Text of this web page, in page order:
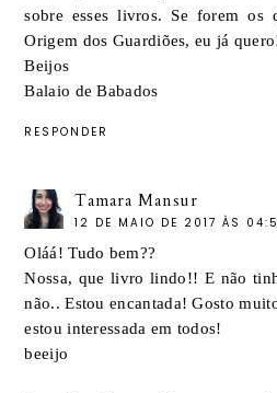
sobre esses livros. Se forem
Origem dos Guardiões, eu já
Beijos
Balaio de Babados
RESPONDER
Tamara Mansur
12 DE MAIO DE 2017 ÀS
Oláá! Tudo bem??
Nossa, que livro lindo!! E não
não.. Estou encantada! Gosto
estou interessada em todos!
beeijo